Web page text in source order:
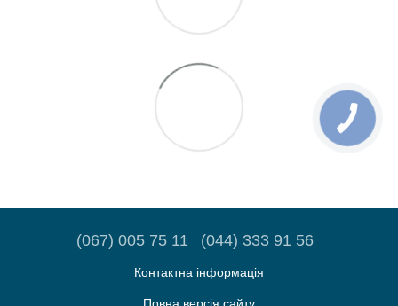
(067) 005 75 11 (044) 333 91 56
Контактна інформація